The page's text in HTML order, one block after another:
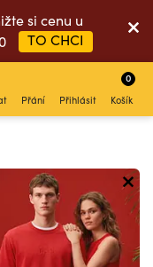
si cenu u
TO CHCI
Přání Přihlásit Košík
0